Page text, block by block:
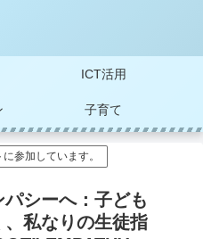
ICT活用
子育て
参加しています。
シーへ：子ども
私なりの生徒指